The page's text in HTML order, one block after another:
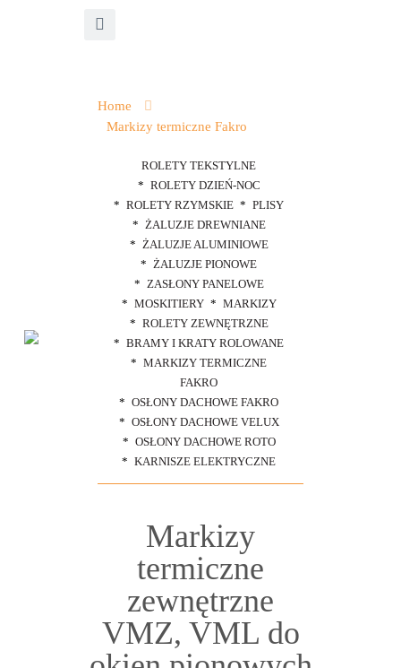
Home
Markizy termiczne Fakro
ROLETY TEKSTYLNE
ROLETY DZIEŃ-NOC
ROLETY RZYMSKIE
PLISY
ŻALUZJE DREWNIANE
ŻALUZJE ALUMINIOWE
ŻALUZJE PIONOWE
ZASŁONY PANELOWE
MOSKITIERY
MARKIZY
ROLETY ZEWNĘTRZNE
BRAMY I KRATY ROLOWANE
MARKIZY TERMICZNE
FAKRO
OSŁONY DACHOWE FAKRO
OSŁONY DACHOWE VELUX
OSŁONY DACHOWE ROTO
KARNISZE ELEKTRYCZNE
Markizy
termiczne
zewnętrzne
VMZ, VML do